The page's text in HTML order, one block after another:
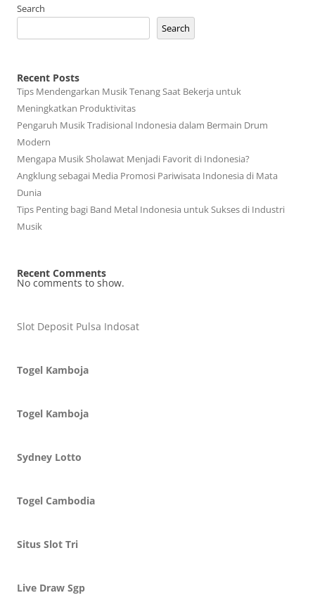
Search
Search
Recent Posts
Tips Mendengarkan Musik Tenang Saat Bekerja untuk
Meningkatkan Produktivitas
Pengaruh Musik Tradisional Indonesia dalam Bermain Drum
Modern
Mengapa Musik Sholawat Menjadi Favorit di Indonesia?
Angklung sebagai Media Promosi Pariwisata Indonesia di Mata
Dunia
Tips Penting bagi Band Metal Indonesia untuk Sukses di Industri
Musik
Recent Comments
No comments to show.
Slot Deposit Pulsa Indosat
Togel Kamboja
Togel Kamboja
Sydney Lotto
Togel Cambodia
Situs Slot Tri
Live Draw Sgp